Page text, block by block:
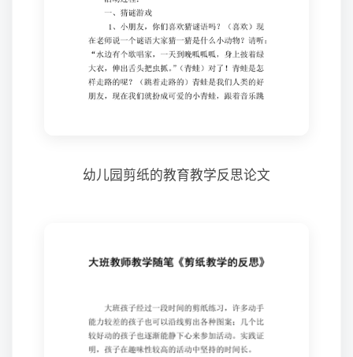
幼儿园剪纸的教育教学反思论文